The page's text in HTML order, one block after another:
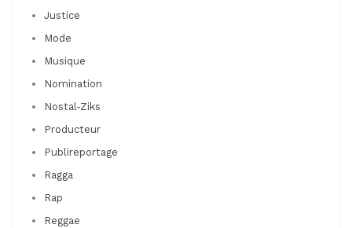
Justice
Mode
Musique
Nomination
Nostal-Ziks
Producteur
Publireportage
Ragga
Rap
Reggae